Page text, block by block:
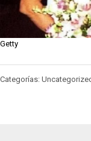
Getty
Categorías: